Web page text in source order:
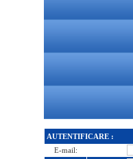
AUTENTIFICARE :
E-mail: